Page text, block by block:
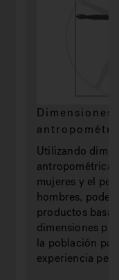
Dimensiones
Utilizando
mujeres y el
hombres,
productos
dimensiones
la población
experiencia